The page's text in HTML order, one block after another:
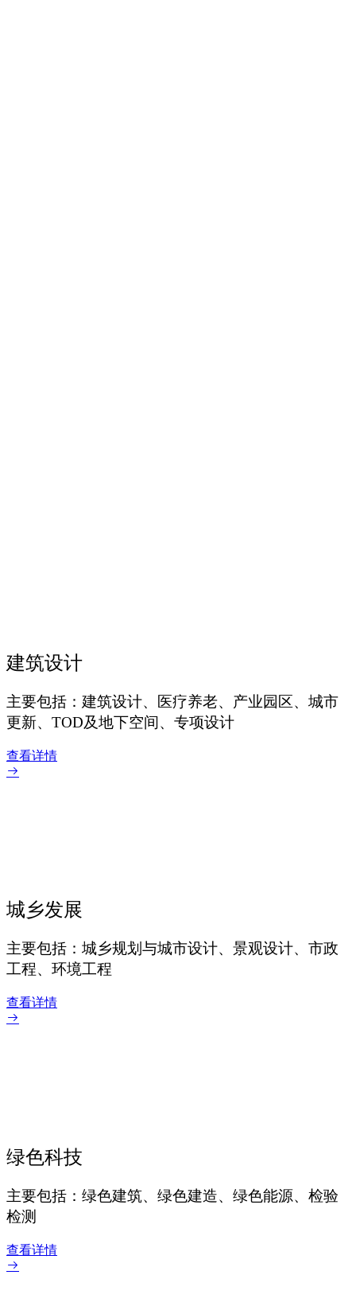
建筑设计
主要包括：建筑设计、医疗养老、产业园区、城市
更新、TOD及地下空间、专项设计
查看详情
城乡发展
主要包括：城乡规划与城市设计、景观设计、市政
工程、环境工程
查看详情
绿色科技
主要包括：绿色建筑、绿色建造、绿色能源、检验
检测
查看详情